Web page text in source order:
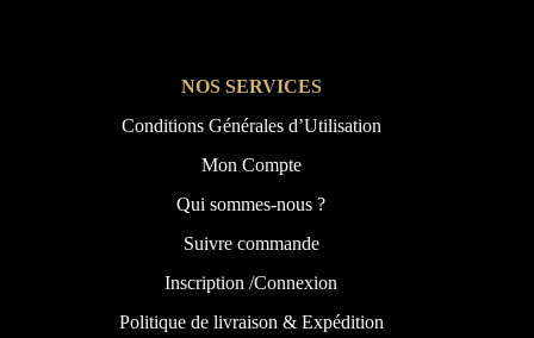
NOS SERVICES
Conditions Générales d’Utilisation
Mon Compte
Qui sommes-nous ?
Suivre commande
Inscription /Connexion
Politique de livraison & Expédition